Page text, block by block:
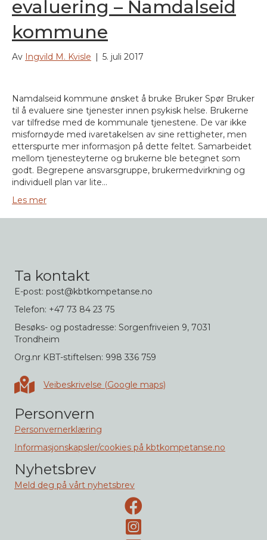
evaluering – Namdalseid
kommune
Av Ingvild M. Kvisle | 5. juli 2017
Namdalseid kommune ønsket å bruke Bruker Spør Bruker
til å evaluere sine tjenester innen psykisk helse. Brukerne
var tilfredse med de kommunale tjenestene. De var ikke
misfornøyde med ivaretakelsen av sine rettigheter, men
etterspurte mer informasjon på dette feltet. Samarbeidet
mellom tjenesteyterne og brukerne ble betegnet som
godt. Begrepene ansvarsgruppe, brukermedvirkning og
individuell plan var lite…
Les mer
Ta kontakt
E-post: post@kbtkompetanse.no
Telefon: +47 73 84 23 75
Besøks- og postadresse: Sorgenfriveien 9, 7031
Trondheim
Org.nr KBT-stiftelsen: 998 336 759
Veibeskrivelse i Google maps
Veibeskrivelse (Google maps)
Personvern
Personvernerklæring
Informasjonskapsler/cookies på kbtkompetanse.no
Nyhetsbrev
Meld deg på vårt nyhetsbrev
Facebook-side
Instagram